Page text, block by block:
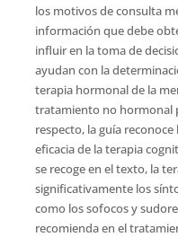
los motivos de consulta
información que debe
influir en la toma de
ayudan con la
terapia hormonal de la
tratamiento no hormonal
respecto, la guía
eficacia de la terapia
se recoge en el texto, la
significativamente los
como los sofocos y
recomienda en el